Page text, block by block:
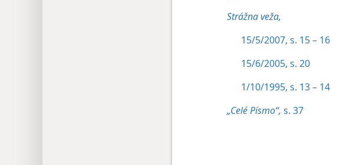
Strážna veža,
15/5/2007, s. 15 – 16
15/6/2005, s. 20
1/10/1995, s. 13 – 14
„Celé Písmo“, s. 37